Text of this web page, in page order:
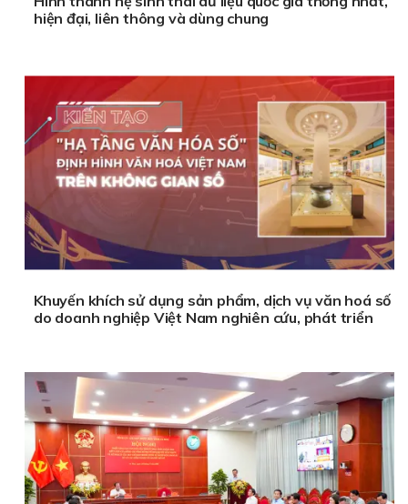
hiện đại, liên thông và dùng chung
Khuyến khích sử dụng sản phẩm, dịch vụ văn hoá số
do doanh nghiệp Việt Nam nghiên cứu, phát triển